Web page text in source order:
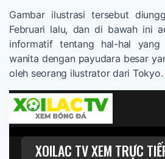
Gambar ilustrasi tersebut
Februari lalu, dan di bawah ini
informatif tentang hal-hal
wanita dengan payudara besar
oleh seorang ilustrator dari Tokyo.